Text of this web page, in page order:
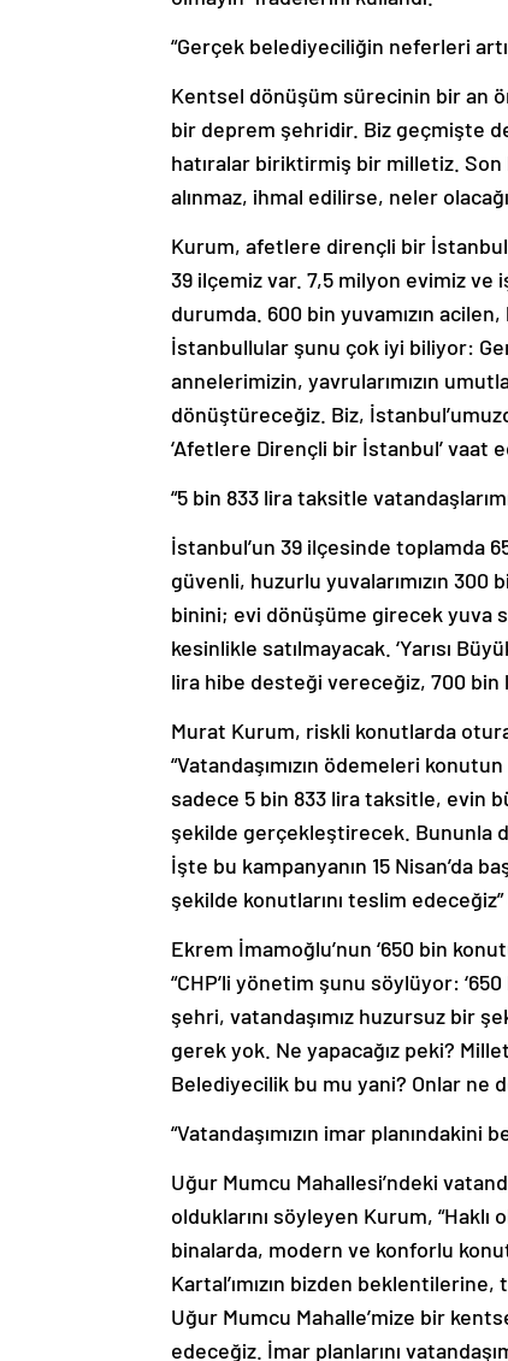
bir deprem şehridir. Biz geçmişte
hatıralar biriktirmiş bir milletiz. Son
alınmaz, ihmal edilirse, neler
39 ilçemiz var. 7,5 milyon evimiz ve
durumda. 600 bin yuvamızın
İstanbullular şunu çok iyi biliyor:
annelerimizin, yavrularımızın
dönüştüreceğiz. Biz,
‘Afetlere Dirençli bir İstanbul’ vaat
güvenli, huzurlu yuvalarımızın 300
binini; evi dönüşüme girecek yuva
kesinlikle satılmayacak. ‘Yarısı
lira hibe desteği vereceğiz, 700
“Vatandaşımızın ödemeleri
sadece 5 bin 833 lira taksitle, evin
şekilde gerçekleştirecek. Bununla
İşte bu kampanyanın 15 Nisan’da
şekilde konutlarını teslim
“CHP’li yönetim şunu söylüyor:
şehri, vatandaşımız huzursuz bir
gerek yok. Ne yapacağız peki?
Belediyecilik bu mu yani? Onlar ne
olduklarını söyleyen Kurum, “Haklı
binalarda, modern ve konforlu
Kartal’ımızın bizden
Uğur Mumcu Mahalle’mize bir
edeceğiz. İmar planlarını